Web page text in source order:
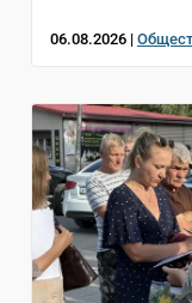
06.08.2026 |